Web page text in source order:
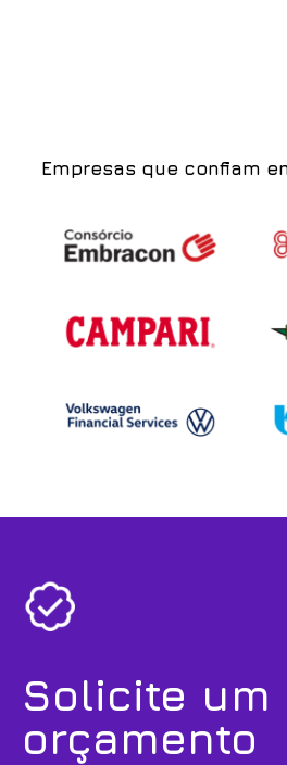
Empresas que confiam
Solicite um
orçamento